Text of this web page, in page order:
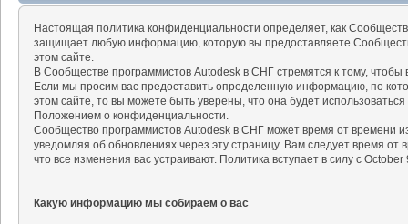
Настоящая политика конфиденциальности определяет, как
защищает любую информацию, которую вы предоставляете
этом сайте.
В Сообществе программистов Autodesk в СНГ стремятся к тому,
Если мы просим вас предоставить определенную информацию, по
этом сайте, то вы можете быть уверены, что она будет
Положением о конфиденциальности.
Сообщество программистов Autodesk в СНГ может время от времени
уведомляя об обновлениях через эту страницу. Вам следует время
что все изменения вас устраивают. Политика вступает в силу с
Какую информацию мы собираем о вас